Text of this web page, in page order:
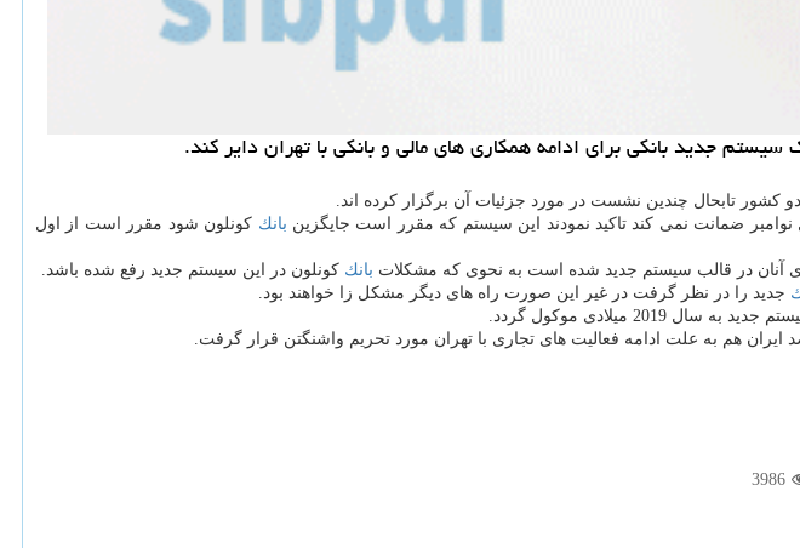
جدید بانكی برای ادامه همكاری های مالی و بانكی با تهران دایر كند.
كشور تابحال چندین نشست در مورد جزئیات آن برگزار كرده اند.
نوامبر ضمانت نمی كند تاكید نمودند این سیستم كه مقرر است جایگزین بانك كونلون شود مقرر است از اول
آنان در قالب سیستم جدید شده است به نحوی كه مشكلات بانك كونلون در این سیستم جدید رفع شده باشد.
جدید را در نظر گرفت در غیر این صورت راه های دیگر مشكل زا خواهند بود.
میلادی موكول گردد.
هم به علت ادامه فعالیت های تجاری با تهران مورد تحریم واشنگتن قرار گرفت.
3986